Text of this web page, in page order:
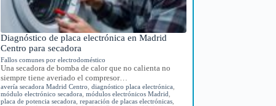
Diagnóstico de placa electrónica en Madrid
Centro para secadora
Fallos comunes por electrodoméstico
Una secadora de bomba de calor que no calienta no
siempre tiene averiado el compresor…
avería secadora Madrid Centro ,diagnóstico placa electrónica
módulo electrónico secadora ,módulos electrónicos Madrid
placa de potencia secadora ,reparación de placas electrónicas